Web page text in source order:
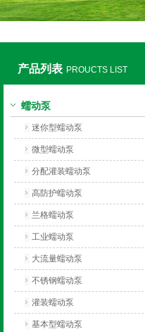
产品列表 PROUCTS LIST
蠕动泵
迷你型蠕动泵
微型蠕动泵
分配灌装蠕动泵
高防护蠕动泵
兰格蠕动泵
工业蠕动泵
大流量蠕动泵
不锈钢蠕动泵
灌装蠕动泵
基本型蠕动泵